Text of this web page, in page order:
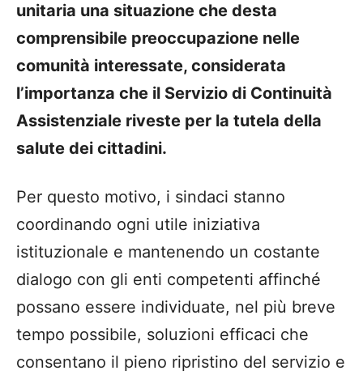
unitaria una situazione che desta
comprensibile preoccupazione nelle
comunità interessate, considerata
l’importanza che il Servizio di Continuità
Assistenziale riveste per la tutela della
salute dei cittadini.
Per questo motivo, i sindaci stanno
coordinando ogni utile iniziativa
istituzionale e mantenendo un costante
dialogo con gli enti competenti affinché
possano essere individuate, nel più breve
tempo possibile, soluzioni efficaci che
consentano il pieno ripristino del servizio e